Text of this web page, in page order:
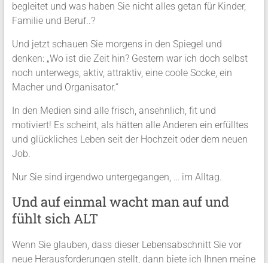
begleitet und was haben Sie nicht alles getan für Kinder,
Familie und Beruf..?
Und jetzt schauen Sie morgens in den Spiegel und
denken: „Wo ist die Zeit hin? Gestern war ich doch selbst
noch unterwegs, aktiv, attraktiv, eine coole Socke, ein
Macher und Organisator.“
In den Medien sind alle frisch, ansehnlich, fit und
motiviert! Es scheint, als hätten alle Anderen ein erfülltes
und glückliches Leben seit der Hochzeit oder dem neuen
Job.
Nur Sie sind irgendwo untergegangen, … im Alltag.
Und auf einmal wacht man auf und
fühlt sich ALT
Wenn Sie glauben, dass dieser Lebensabschnitt Sie vor
neue Herausforderungen stellt, dann biete ich Ihnen meine